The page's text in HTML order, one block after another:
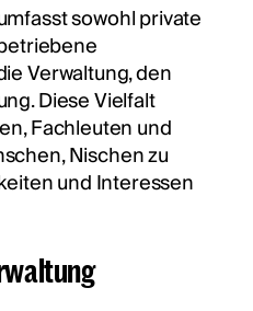
sowohl private
Verwaltung, den
Diese Vielfalt
Fachleuten und
Nischen zu
und Interessen